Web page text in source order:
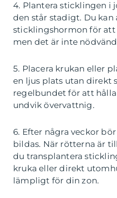
4. Plantera sticklingen i
den står stadigt. Du kan
sticklingshormon för
men det är inte
5. Placera krukan eller
en ljus plats utan direkt
regelbundet för att
undvik övervattnig.
6. Efter några veckor
bildas. När rötterna är
du transplantera
kruka eller direkt
lämpligt för din zon.